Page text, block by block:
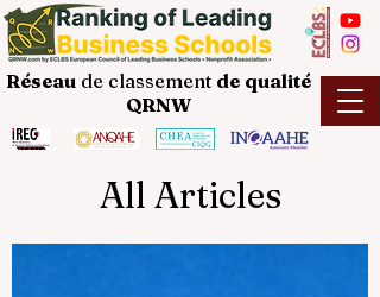
Réseau de classement de qualité
QRNW
All Articles